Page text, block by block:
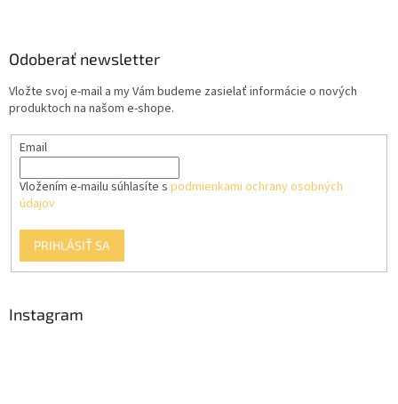
Odoberať newsletter
Vložte svoj e-mail a my Vám budeme zasielať informácie o nových
produktoch na našom e-shope.
Email
Vložením e-mailu súhlasíte s podmienkami ochrany osobných
údajov
PRIHLÁSIŤ SA
Instagram